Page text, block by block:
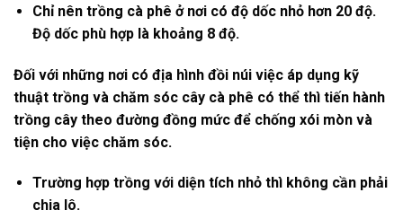
Chỉ nên trồng cà phê ở nơi có độ dốc nhỏ hơn 20 độ.
Độ dốc phù hợp là khoảng 8 độ.
Đối với những nơi có địa hình đồi núi việc áp dụng kỹ
thuật trồng và chăm sóc cây cà phê có thể thì tiến hành
trồng cây theo đường đồng mức để chống xói mòn và
tiện cho việc chăm sóc.
Trường hợp trồng với diện tích nhỏ thì không cần phải
chia lô.